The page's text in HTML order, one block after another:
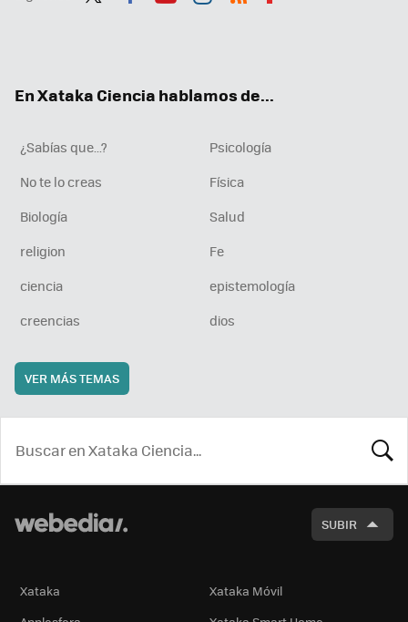
En Xataka Ciencia hablamos de...
¿Sabías que...?
Psicología
No te lo creas
Física
Biología
Salud
religion
Fe
ciencia
epistemología
creencias
dios
VER MÁS TEMAS
SUBIR
Xataka
Xataka Móvil